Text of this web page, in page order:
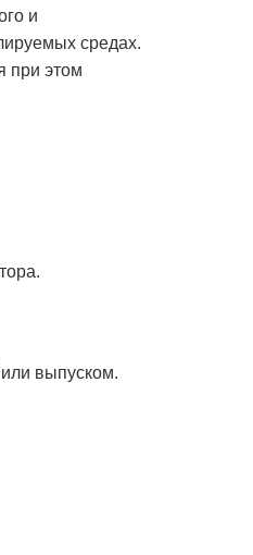
и
средах.
при этом
выпуском.